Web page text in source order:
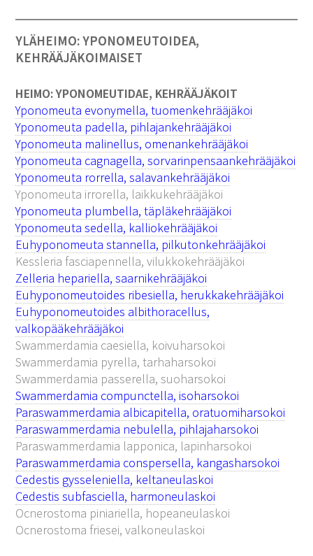
YLÄHEIMO: YPONOMEUTOIDEA,
KEHRÄÄJÄKOIMAISET
HEIMO: YPONOMEUTIDAE, KEHRÄÄJÄKOIT
Yponomeuta evonymella, tuomenkehrääjäkoi
Yponomeuta padella, pihlajankehrääjäkoi
Yponomeuta malinellus, omenankehrääjäkoi
Yponomeuta cagnagella, sorvarinpensaankehrääjäkoi
Yponomeuta rorrella, salavankehrääjäkoi
Yponomeuta irrorella, laikkukehrääjäkoi
Yponomeuta plumbella, täpläkehrääjäkoi
Yponomeuta sedella, kalliokehrääjäkoi
Euhyponomeuta stannella, pilkutonkehrääjäkoi
Kessleria fasciapennella, vilukkokehrääjäkoi
Zelleria hepariella, saarnikehrääjäkoi
Euhyponomeutoides ribesiella, herukkakehrääjäkoi
Euhyponomeutoides albithoracellus,
valkopääkehrääjäkoi
Swammerdamia caesiella, koivuharsokoi
Swammerdamia pyrella, tarhaharsokoi
Swammerdamia passerella, suoharsokoi
Swammerdamia compunctella, isoharsokoi
Paraswammerdamia albicapitella, oratuomiharsokoi
Paraswammerdamia nebulella, pihlajaharsokoi
Paraswammerdamia lapponica, lapinharsokoi
Paraswammerdamia conspersella, kangasharsokoi
Cedestis gysseleniella, keltaneulaskoi
Cedestis subfasciella, harmoneulaskoi
Ocnerostoma piniariella, hopeaneulaskoi
Ocnerostoma friesei, valkoneulaskoi